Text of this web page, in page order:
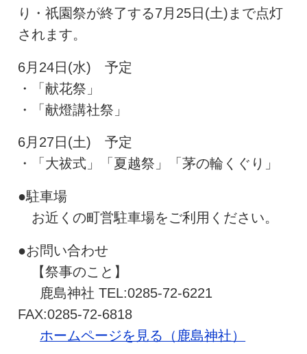
り・祇園祭が終了する7月25日(土)まで点灯
されます。
6月24日(水) 予定
・「献花祭」
・「献燈講社祭」
6月27日(土) 予定
・「大祓式」「夏越祭」「茅の輪くぐり」
●駐車場
お近くの町営駐車場をご利用ください。
●お問い合わせ
【祭事のこと】
鹿島神社 TEL:0285-72-6221
FAX:0285-72-6818
ホームページを見る（鹿島神社）